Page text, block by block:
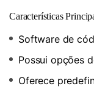
Características
Software de
Possui opções
Oferece